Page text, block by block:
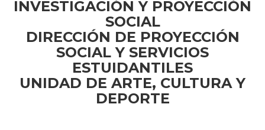
INVESTIGACIÓN Y PROYECCIÓN
SOCIAL
DIRECCIÓN DE PROYECCIÓN
SOCIAL Y SERVICIOS
ESTUIDANTILES
UNIDAD DE ARTE, CULTURA Y
DEPORTE